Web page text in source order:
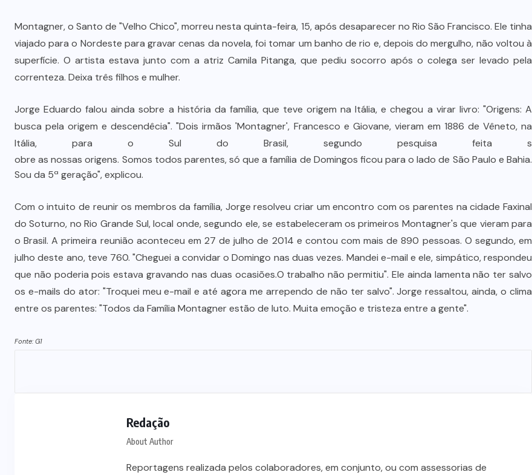
Montagner, o Santo de "Velho Chico", morreu nesta quinta-feira, 15, após desaparecer no Rio São Francisco. Ele tinha
viajado para o Nordeste para gravar cenas da novela, foi tomar um banho de rio e, depois do mergulho, não voltou à
superfície. O artista estava junto com a atriz Camila Pitanga, que pediu socorro após o colega ser levado pela
correnteza. Deixa três filhos e mulher.
Jorge Eduardo falou ainda sobre a história da família, que teve origem na Itália, e chegou a virar livro: "Origens: A
busca pela origem e descendêcia". "Dois irmãos 'Montagner', Francesco e Giovane, vieram em 1886 de Vêneto, na
Itália, para o Sul do Brasil, segundo pesquisa feita s
obre as nossas origens. Somos todos parentes, só que a família de Domingos ficou para o lado de São Paulo e Bahia.
Sou da 5ª geração", explicou.
Com o intuito de reunir os membros da família, Jorge resolveu criar um encontro com os parentes na cidade Faxinal
do Soturno, no Rio Grande Sul, local onde, segundo ele, se estabeleceram os primeiros Montagner's que vieram para
o Brasil. A primeira reunião aconteceu em 27 de julho de 2014 e contou com mais de 890 pessoas. O segundo, em
julho deste ano, teve 760. "Cheguei a convidar o Domingo nas duas vezes. Mandei e-mail e ele, simpático, respondeu
que não poderia pois estava gravando nas duas ocasiões.O trabalho não permitiu". Ele ainda lamenta não ter salvo
os e-mails do ator: "Troquei meu e-mail e até agora me arrependo de não ter salvo". Jorge ressaltou, ainda, o clima
entre os parentes: "Todos da Família Montagner estão de luto. Muita emoção e tristeza entre a gente".
Fonte: G1
Redação
About Author
Reportagens realizada pelos colaboradores, em conjunto, ou com assessorias de
Polícia prende jovem investigado
por aliciar adolescentes para rede
de prostituição em VG
5 DE AGOSTO DE 2026
Wilson Santos projeta novos
investimentos para viabilizar 10
mil lotes com infraestrutura
completa
5 DE AGOSTO DE 2026